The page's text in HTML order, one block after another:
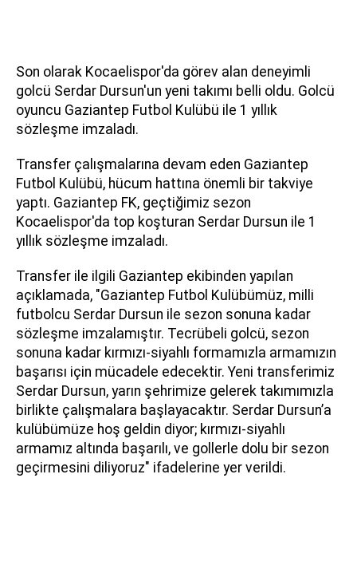
Son olarak Kocaelispor'da görev alan deneyimli
golcü Serdar Dursun'un yeni takımı belli oldu. Golcü
oyuncu Gaziantep Futbol Kulübü ile 1 yıllık
sözleşme imzaladı.
Transfer çalışmalarına devam eden Gaziantep
Futbol Kulübü, hücum hattına önemli bir takviye
yaptı. Gaziantep FK, geçtiğimiz sezon
Kocaelispor'da top koşturan Serdar Dursun ile 1
yıllık sözleşme imzaladı.
Transfer ile ilgili Gaziantep ekibinden yapılan
açıklamada, "Gaziantep Futbol Kulübümüz, milli
futbolcu Serdar Dursun ile sezon sonuna kadar
sözleşme imzalamıştır. Tecrübeli golcü, sezon
sonuna kadar kırmızı-siyahlı formamızla armamızın
başarısı için mücadele edecektir. Yeni transferimiz
Serdar Dursun, yarın şehrimize gelerek takımımızla
birlikte çalışmalara başlayacaktır. Serdar Dursun’a
kulübümüze hoş geldin diyor; kırmızı-siyahlı
armamız altında başarılı, ve gollerle dolu bir sezon
geçirmesini diliyoruz" ifadelerine yer verildi.